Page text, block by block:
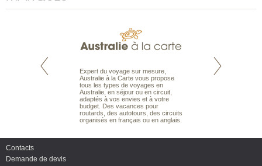
est le spécialiste
Expert du voyage sur mesure,
Australie à la Carte vous propose
tous les types de voyages en
Australie, en séjour ou en circuit,
adaptés à vos envies et à votre
budget. Des vacances pour
routards, des autotours, des circuits
organisés en français ou en anglais.
Parce qu’ils sont
Contacts
Demande de devis